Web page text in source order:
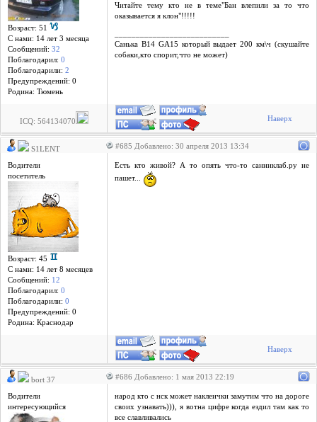
Возраст: 51
С нами: 14 лет 3 месяцa
Сообщений: 32
Поблагодарил: 0
Поблагодарили: 2
Предупреждений: 0
Родина: Тюмень
Читайте тему кто не в теме"Бан влепили за то что
оказывается я клон"!!!!!
Санька В14 GA15 который выдает 200 км\ч (скушайте
собаки,кто спорит,что не может)
ICQ: 564134070 Наверх
S1LENT #685 Добавлено: 30 апреля 2013 13:34
Водители
посетитель
Возраст: 45
С нами: 14 лет 8 месяцев
Сообщений: 12
Поблагодарил: 0
Поблагодарили: 0
Предупреждений: 0
Родина: Краснодар
Есть кто живой? А то опять что-то санниклаб.ру не
пашет...
Наверх
bort 37 #686 Добавлено: 1 мая 2013 22:19
Водители
интересующийся
народ кто с нск может наклеички замутим что на дороге
своих узнавать))), я вотна цифре когда ездил там как то
все славливались